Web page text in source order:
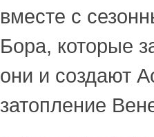
вместе с
Бора, которые
они и создают
затопление